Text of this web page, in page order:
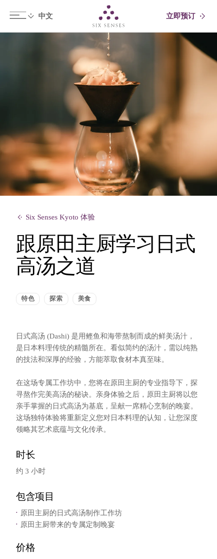
立即预订
Six Senses Kyoto 体验
跟原田主厨学习日式
高汤之道
特色 探索 美食
日式高汤 (Dashi) 是用鲣鱼和海带熬制而成的鲜美汤汁，
是日本料理传统的精髓所在。看似简约的汤汁，需以纯熟
的技法和深厚的经验，方能萃取食材本真至味。
在这场专属工作坊中，您将在原田主厨的专业指导下，探
寻熬作完美高汤的秘诀。亲身体验之后，原田主厨将以您
亲手掌握的日式高汤为基底，呈献一席精心烹制的晚宴。
这场独特体验将重新定义您对日本料理的认知，让您深度
领略其艺术底蕴与文化传承。
时长
约 3 小时
包含项目
原田主厨的日式高汤制作工作坊
原田主厨带来的专属定制晚宴
价格